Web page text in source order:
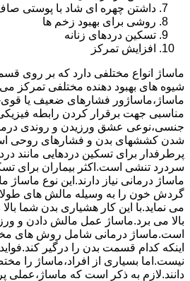
داشتن چهره ای شاد با پوستی
روشی برای بهبود زخم ها
تسکین دردهای زنانه
افزایش تمرکز
ماساژ انواع مختلفی دارد که بر روی
شیوه های بهبود دهنده مختلفی تمرکز
ماساژ،ماساژور فشارهای ضعیف یا
مناسبی جهت برقرار کردن رابطه
جنسی،نوعی عشق ورزیدن و روندی
شدن کششهای بدن و فشارهای روحی
پرطرفدار برای تسکین دردهایی مانند
سردرد تنشی است.اکثر بیماران برای
ماساژ درمانی نیاز دارند.این نوع
گردش خون را به وسیله مالش های
می نماید.با این کار هشیاری بدن شما
بالا می برد.ماساژ عمل مالش دادن و
است.ماساژ درمانی شامل روش های
اینکه کدام قسمت بدن را درگیر
نیست.اما بسیاری از افراد،ماساژ را
دانند.لازم به ذکر است که ماساژ،عملی